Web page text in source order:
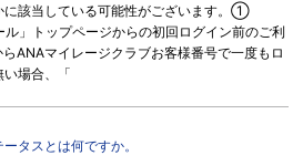
に該当している可能性がございます。①
ル」トップページからの初回ログイン前のご利
ANAマイレージクラブお客様番号で一度もロ
い場合、「
タスとは何ですか。